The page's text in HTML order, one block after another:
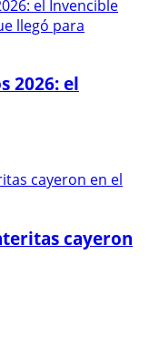
2026: el
cayeron